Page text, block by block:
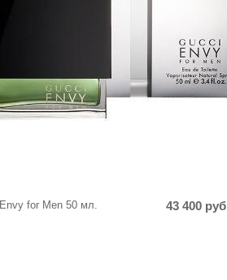
Envy for Men 50 мл. 43 400 руб